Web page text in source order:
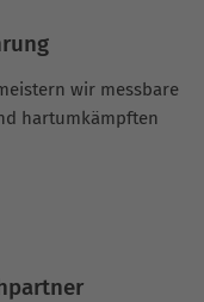
wir messbare
hartumkämpften